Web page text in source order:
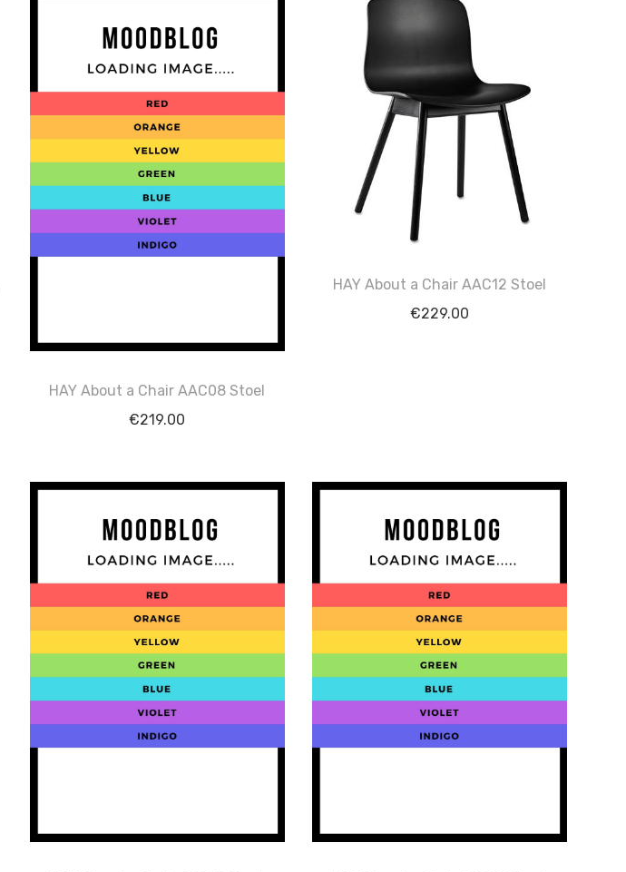
HAY About a Chair AAC08 Stoel
€219.00
HAY About a Chair AAC12 Stoel
€229.00